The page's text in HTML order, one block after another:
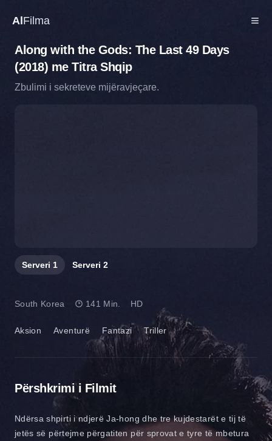
Al Filma
Along with the Gods: The Last 49 Days
(2018) me Titra Shqip
Zbulimi i sekreteve mijëravjeçare.
Serveri 1 Serveri 2
Aksion Aventurë Fantazi Triller
South Korea 141 Min. HD
Përshkrimi i Filmit
Ndërsa shpirti i ndjerë Ja-hong dhe tre kujdestarët e tij të
jetës së përtejme përgatiten për sprovat e tyre të mbetura